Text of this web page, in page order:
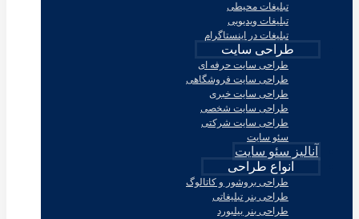
تبلیغات محیطی
تبلیغات ویدیویی
تبلیغات در اینستاگرام
طراحی سایت
طراحی سایت حرفه ای
طراحی سایت فروشگاهی
طراحی سایت خبری
طراحی سایت شخصی
طراحی سایت شرکتی
سئو سایت
آنالیز سئو سایت
انواع طراحی
طراحی بروشور و کاتالوگ
طراحی بنر تبلیغاتی
طراحی بنر بیلبورد